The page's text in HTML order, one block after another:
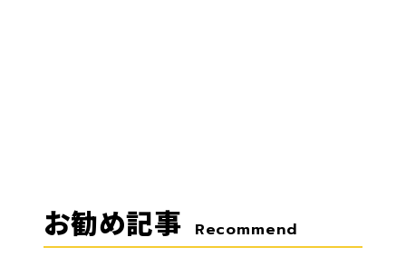
お勧め記事 Recommend